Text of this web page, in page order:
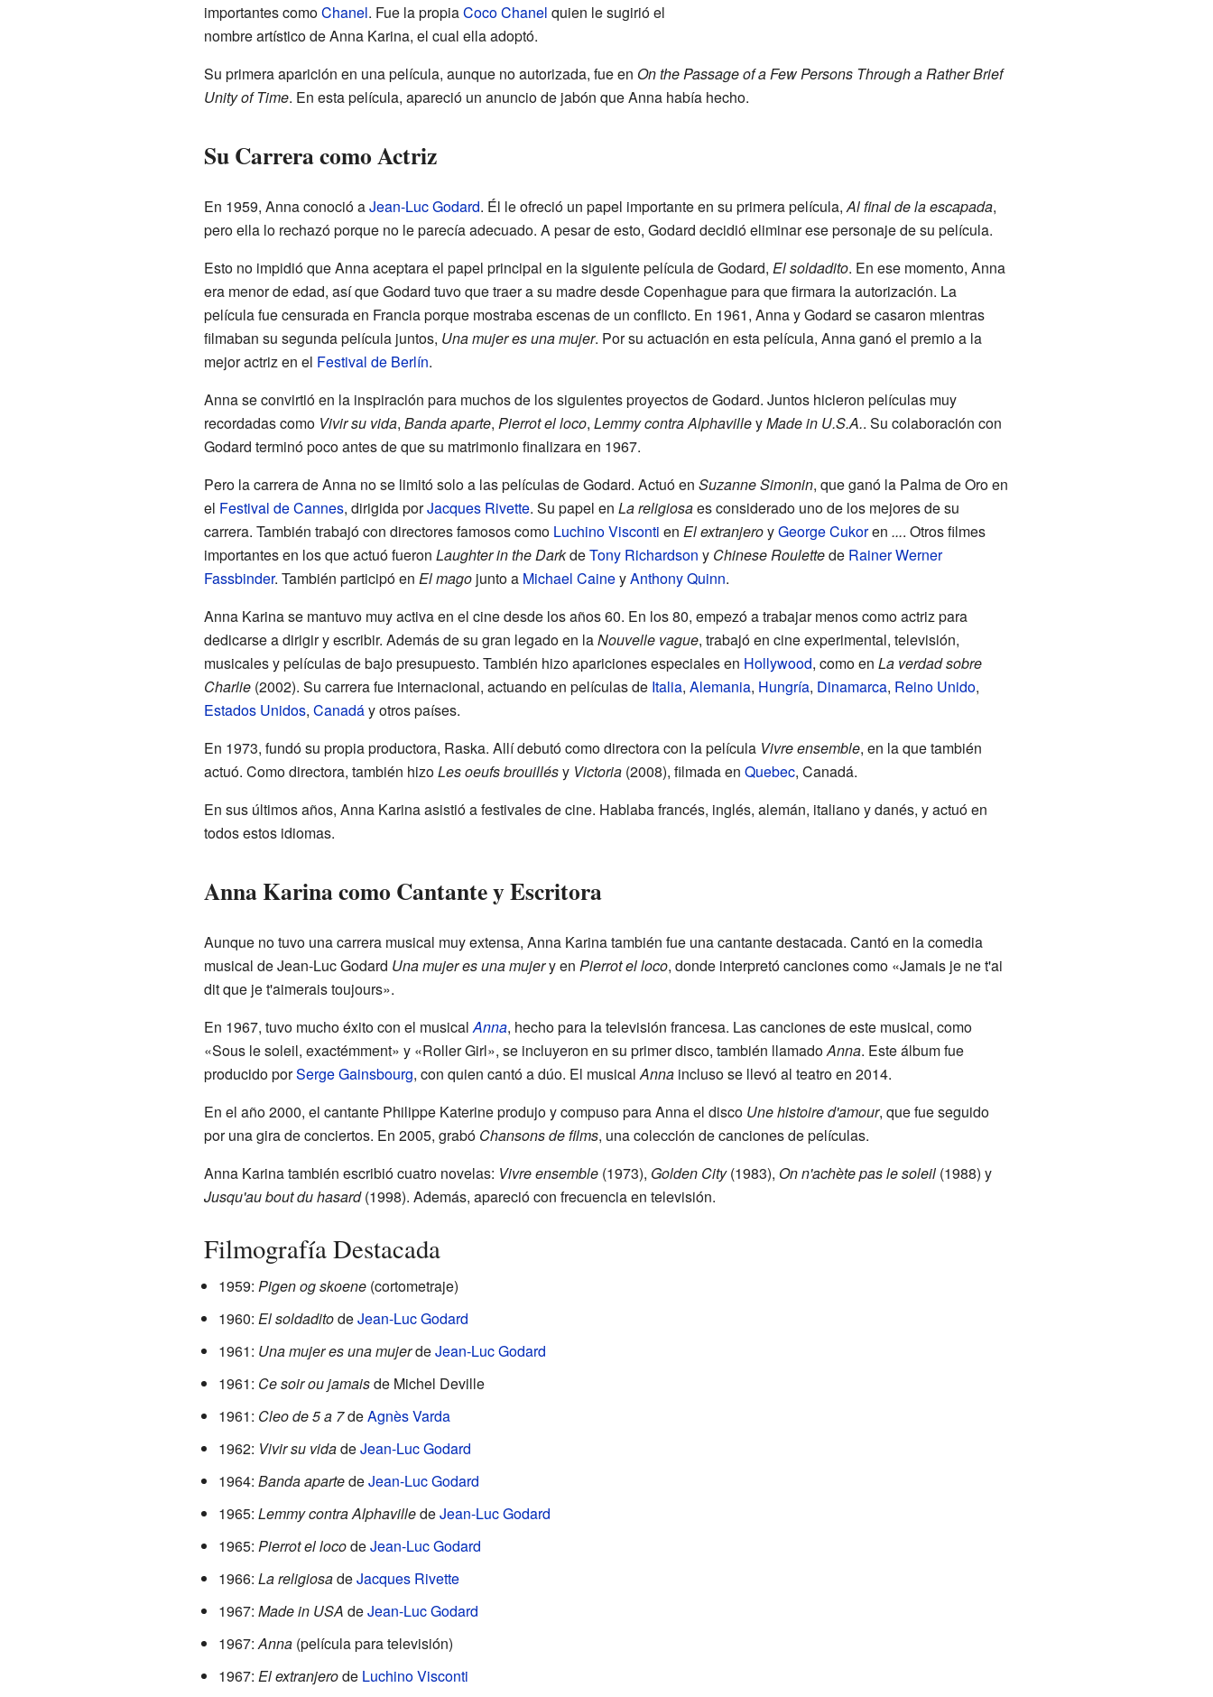
importantes comoChanel. Fue la propiaCoco Chanel quien le sugirió el
nombre artístico de Anna Karina, el cual ella adoptó.
Su primera aparición en una película, aunque no autorizada, fue en On the Passage of a Few Persons Through a Rather Brief
Unity of Time. En esta película, apareció un anuncio de jabón que Anna había hecho.
Su Carrera como Actriz
En 1959, Anna conoció aJean-Luc Godard. Él le ofreció un papel importante en su primera película,Al final de la escapada,
pero ella lo rechazó porque no le parecía adecuado. A pesar de esto, Godard decidió eliminar ese personaje de su película.
Esto no impidió que Anna aceptara el papel principal en la siguiente película de Godard, El soldadito. En ese momento, Anna
era menor de edad, así que Godard tuvo que traer a su madre desde Copenhague para que firmara la autorización. La
película fue censurada en Francia porque mostraba escenas de un conflicto. En 1961, Anna y Godard se casaron mientras
filmaban su segunda película juntos, Una mujer es una mujer. Por su actuación en esta película, Anna ganó el premio a la
mejor actriz en el Festival de Berlín.
Anna se convirtió en la inspiración para muchos de los siguientes proyectos de Godard. Juntos hicieron películas muy
recordadas como Vivir su vida, Banda aparte, Pierrot el loco, Lemmy contra AlphavilleyMade in U.S.A.. Su colaboración con
Godard terminó poco antes de que su matrimonio finalizara en 1967.
Pero la carrera de Anna no se limitó solo a las películas de Godard. Actuó en Suzanne Simonin, que ganó la Palma de Oro en
el Festival de Cannes, dirigida porJacques Rivette. Su papel en La religiosaes considerado uno de los mejores de su
carrera. También trabajó con directores famosos como Luchino Visconti en El extranjeroyGeorge Cukoren .... Otros filmes
importantes en los que actuó fueron Laughter in the DarkdeTony Richardson y Chinese Roulettede Rainer Werner
Fassbinder. También participó en El magojunto a Michael CaineyAnthony Quinn.
Anna Karina se mantuvo muy activa en el cine desde los años 60. En los 80, empezó a trabajar menos como actriz para
dedicarse a dirigir y escribir. Además de su gran legado en laNouvelle vague, trabajó en cine experimental, televisión,
musicales y películas de bajo presupuesto. También hizo apariciones especiales en Hollywood, como en La verdad sobre
Charlie(2002). Su carrera fue internacional, actuando en películas de Italia, Alemania, Hungría, Dinamarca, Reino Unido,
Estados Unidos, Canadáy otros países.
En 1973, fundó su propia productora, Raska. Allí debutó como directora con la película Vivre ensemble, en la que también
actuó. Como directora, también hizoLes oeufs brouillésy Victoria(2008), filmada en Quebec, Canadá.
En sus últimos años, Anna Karina asistió a festivales de cine. Hablaba francés, inglés, alemán, italiano y danés, y actuó en
todos estos idiomas.
Anna Karina como Cantante y Escritora
Aunque no tuvo una carrera musical muy extensa, Anna Karina también fue una cantante destacada. Cantó en la comedia
musical de Jean-Luc Godard Una mujer es una mujery en Pierrot el loco, donde interpretó canciones como «Jamais je ne t'ai
dit que je t'aimerais toujours».
En 1967, tuvo mucho éxito con el musicalAnna, hecho para la televisión francesa. Las canciones de este musical, como
«Sous le soleil, exactémment» y «Roller Girl», se incluyeron en su primer disco, también llamadoAnna. Este álbum fue
producido porSerge Gainsbourg, con quien cantó a dúo. El musicalAnnaincluso se llevó al teatro en 2014.
En el año 2000, el cantante Philippe Katerine produjo y compuso para Anna el disco Une histoire d'amour, que fue seguido
por una gira de conciertos. En 2005, grabó Chansons de films, una colección de canciones de películas.
Anna Karina también escribió cuatro novelas: Vivre ensemble(1973), Golden City(1983), On n'achète pas le soleil(1988) y
Jusqu'au bout du hasard(1998). Además, apareció con frecuencia en televisión.
Filmografía Destacada
1959: Pigen og skoene(cortometraje)
1960: El soldaditodeJean-Luc Godard
1961: Una mujer es una mujerdeJean-Luc Godard
1961: Ce soir ou jamaisde Michel Deville
1961: Cleo de 5 a 7deAgnès Varda
1962: Vivir su vidadeJean-Luc Godard
1964: Banda apartedeJean-Luc Godard
1965: Lemmy contra AlphavilledeJean-Luc Godard
1965: Pierrot el locodeJean-Luc Godard
1966: La religiosadeJacques Rivette
1967: Made in USA deJean-Luc Godard
1967:Anna(película para televisión)
1967: El extranjerode Luchino Visconti